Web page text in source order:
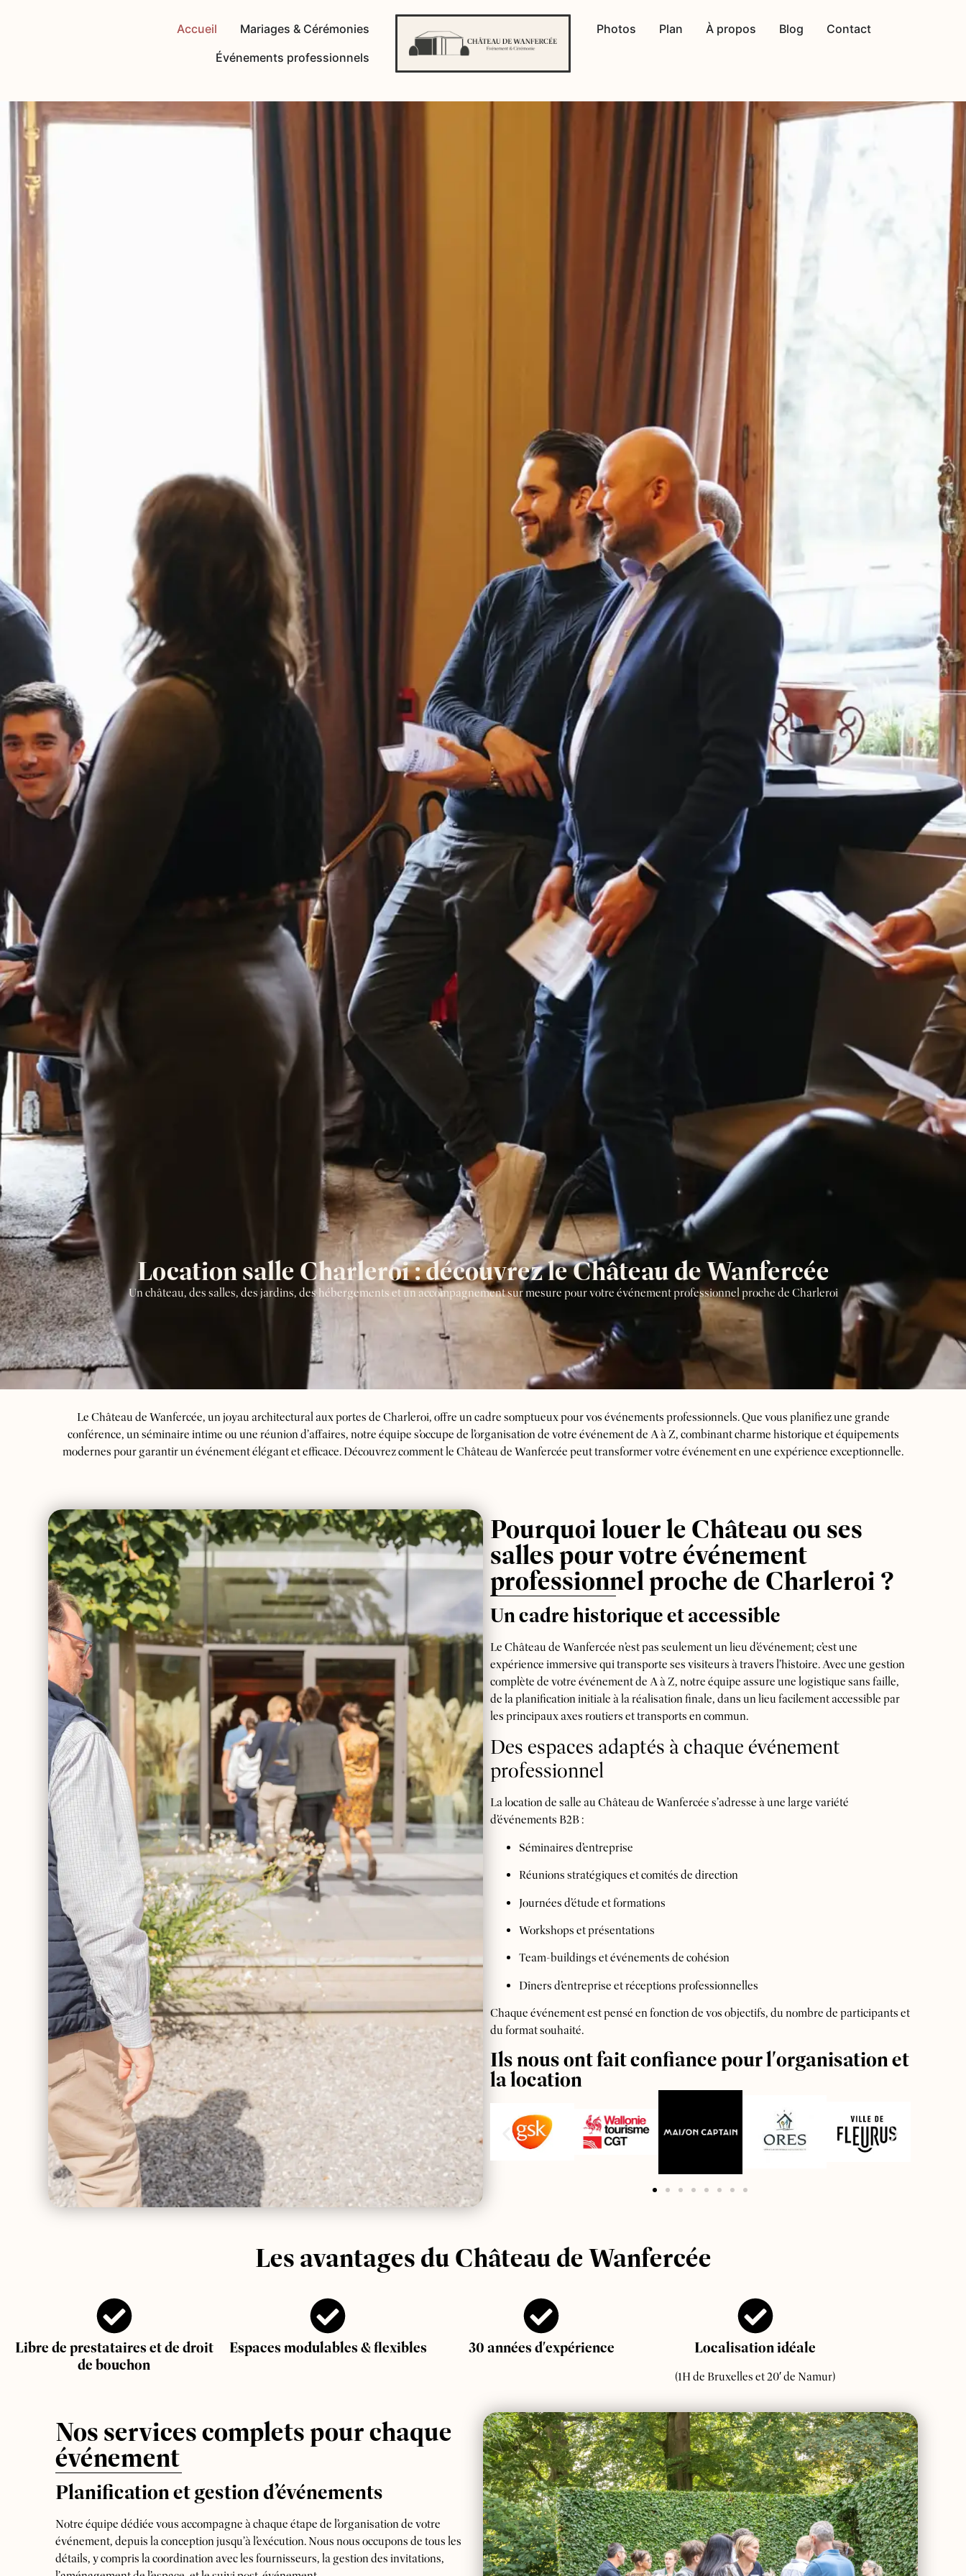
Accueil
Mariages & Cérémonies
Événements professionnels
Photos Plan À propos Blog Contact
Location salle Charleroi : découvrez le Château de Wanfercée
Un château, des salles, des jardins, des hébergements et un accompagnement sur mesure pour votre événement professionnel proche de Charleroi
Le Château de Wanfercée, un joyau architectural aux portes de Charleroi, offre un cadre somptueux pour vos événements professionnels. Que vous planifiez une grande
conférence, un séminaire intime ou une réunion d’affaires, notre équipe s’occupe de l’organisation de votre événement de A à Z, combinant charme historique et équipements
modernes pour garantir un événement élégant et efficace. Découvrez comment le Château de Wanfercée peut transformer votre événement en une expérience exceptionnelle.
Pourquoi louer le Château ou ses
salles pour votre événement
professionnel proche de Charleroi ?
Un cadre historique et accessible
Le Château de Wanfercée n’est pas seulement un lieu d’événement; c’est une
expérience immersive qui transporte ses visiteurs à travers l’histoire. Avec une gestion
complète de votre événement de A à Z, notre équipe assure une logistique sans faille,
de la planification initiale à la réalisation finale, dans un lieu facilement accessible par
les principaux axes routiers et transports en commun.
Des espaces adaptés à chaque événement
professionnel
La location de salle au Château de Wanfercée s’adresse à une large variété
d’événements B2B :
Séminaires d’entreprise
Réunions stratégiques et comités de direction
Journées d’étude et formations
Workshops et présentations
Team-buildings et événements de cohésion
Dîners d’entreprise et réceptions professionnelles
Chaque événement est pensé en fonction de vos objectifs, du nombre de participants et
du format souhaité.
Ils nous ont fait confiance pour l'organisation et
la location
Les avantages du Château de Wanfercée
Libre de prestataires et de droit
de bouchon
Espaces modulables & flexibles 30 années d'expérience Localisation idéale
(1H de Bruxelles et 20′ de Namur)
Nos services complets pour chaque
événement
Planification et gestion d’événements
Notre équipe dédiée vous accompagne à chaque étape de l’organisation de votre
événement, depuis la conception jusqu’à l’exécution. Nous nous occupons de tous les
détails, y compris la coordination avec les fournisseurs, la gestion des invitations,